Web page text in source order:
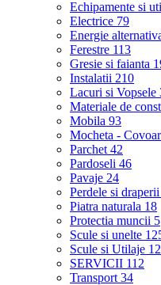
Echipamente si
Electrice 79
Energie
Ferestre 113
Gresie si faianta
Instalatii 210
Lacuri si Vopsele
Materiale de
Mobila 93
Mocheta -
Parchet 42
Pardoseli 46
Pavaje 24
Perdele si draperii
Piatra naturala 18
Protectia muncii 5
Scule si unelte
Scule si Utilaje
SERVICII 112
Transport 34